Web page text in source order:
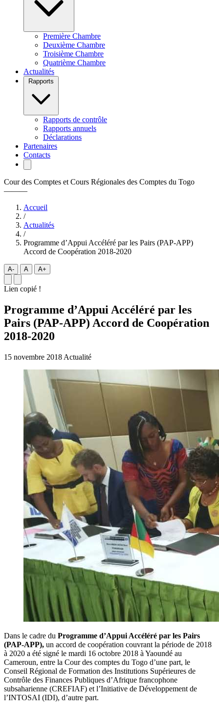
Première Chambre
Deuxième Chambre
Troisième Chambre
Quatrième Chambre
Actualités
Rapports de contrôle
Rapports annuels
Déclarations
Partenaires
Contacts
Cour des Comptes et Cours Régionales des Comptes du Togo
———
Accueil
/
Actualités
/
Programme d’Appui Accéléré par les Pairs (PAP-APP)
Accord de Coopération 2018-2020
A- A A+
Lien copié !
Programme d’Appui Accéléré par les
Pairs (PAP-APP) Accord de Coopération
2018-2020
15 novembre 2018 Actualité
Dans le cadre du Programme d’Appui Accéléré par les Pairs
(PAP-APP), un accord de coopération couvrant la période de 2018
à 2020 a été signé le mardi 16 octobre 2018 à Yaoundé au
Cameroun, entre la Cour des comptes du Togo d’une part, le
Conseil Régional de Formation des Institutions Supérieures de
Contrôle des Finances Publiques d’Afrique francophone
subsaharienne (CREFIAF) et l’Initiative de Développement de
l’INTOSAI (IDI), d’autre part.